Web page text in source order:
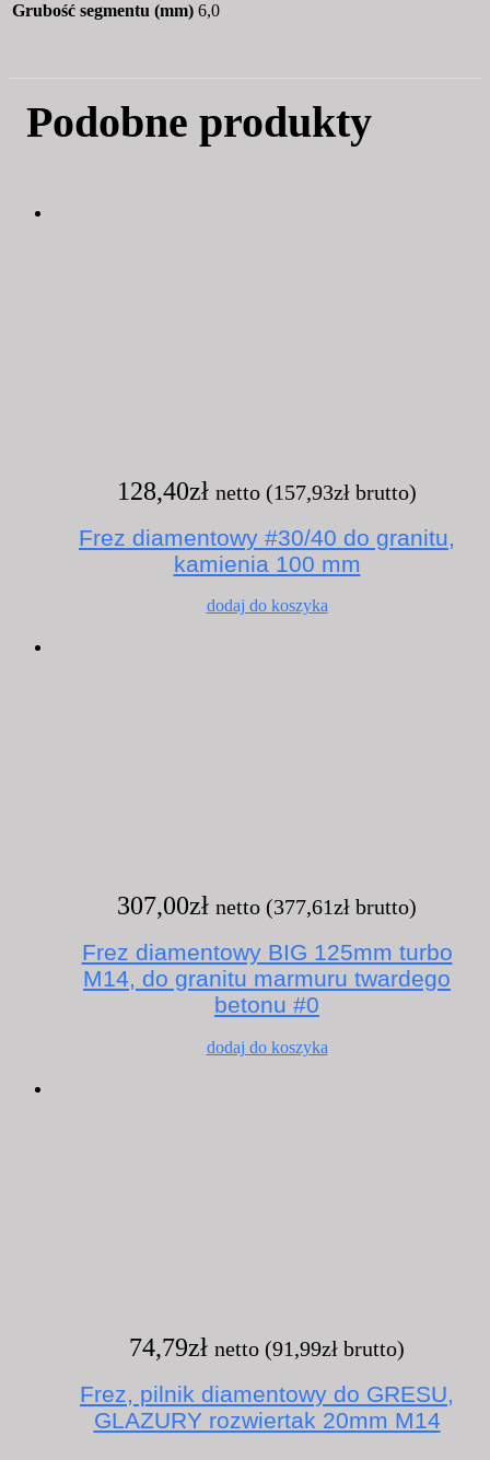
Grubość segmentu (mm) 6,0
Podobne produkty
128,40zł netto (157,93zł brutto)
Frez diamentowy #30/40 do granitu,
kamienia 100 mm
dodaj do koszyka
307,00zł netto (377,61zł brutto)
Frez diamentowy BIG 125mm turbo
M14, do granitu marmuru twardego
betonu #0
dodaj do koszyka
74,79zł netto (91,99zł brutto)
Frez, pilnik diamentowy do GRESU,
GLAZURY rozwiertak 20mm M14